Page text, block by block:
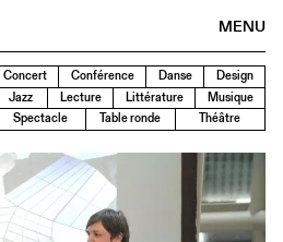
MENU
Concert Conférence Danse
Design
Jazz Lecture Littérature
Musique
Spectacle Table ronde Théâtre